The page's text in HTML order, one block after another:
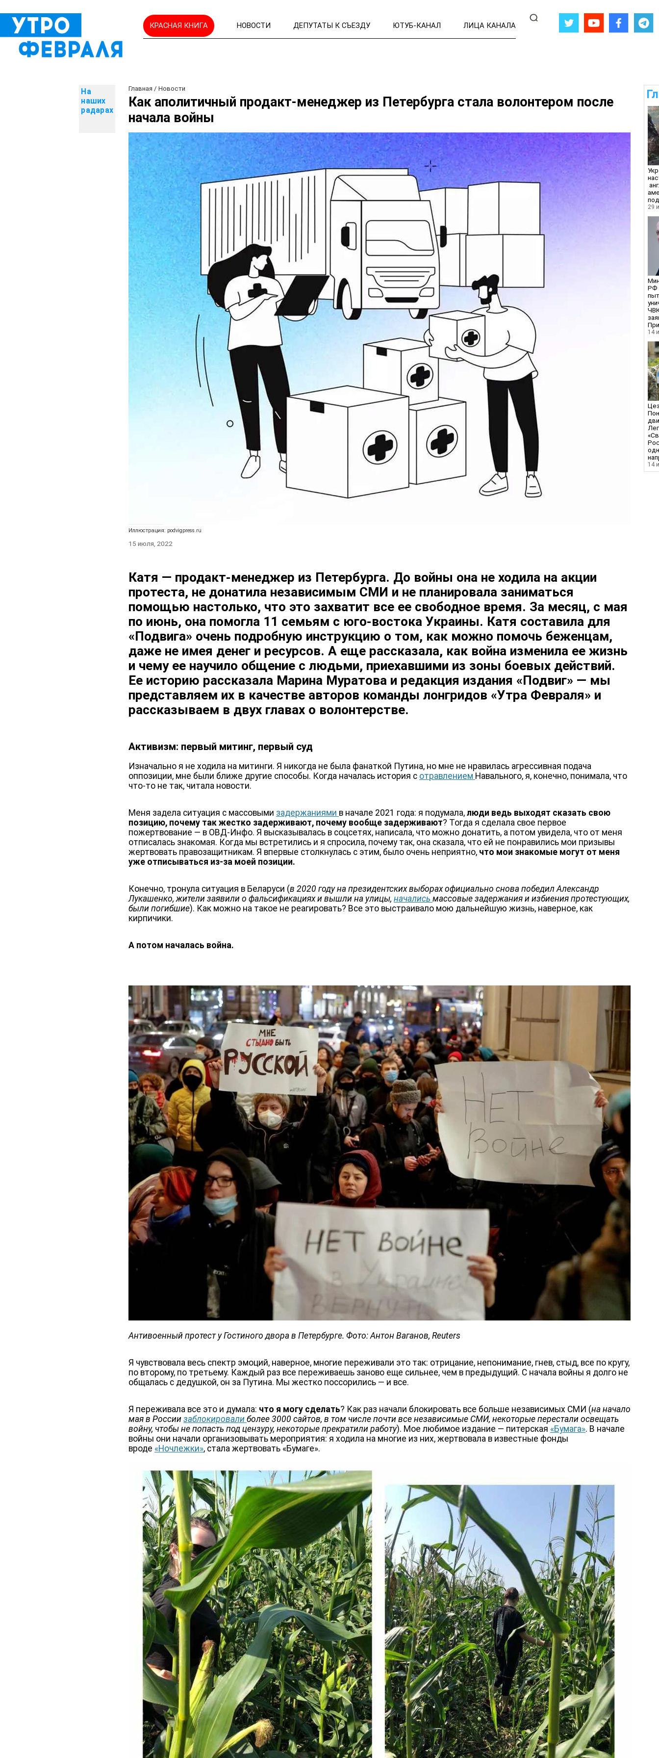
КРАСНАЯ КНИГА НОВОСТИ ДЕПУТАТЫ К СЪЕЗДУ ЮТУБ-КАНАЛ ЛИЦА КАНАЛА
На
наших
радарах
Главная /Новости
Как аполитичный продакт-менеджер из Петербурга стала волонтером после
начала войны
Иллюстрация: podvigpress.ru
15 июля, 2022
Катя — продакт-менеджер из Петербурга. До войны она не ходила на акции
протеста, не донатила независимым СМИ и не планировала заниматься
помощью настолько, что это захватит все ее свободное время. За месяц, с мая
по июнь, она помогла 11 семьям с юго-востока Украины. Катя составила для
«Подвига» очень подробную инструкцию о том, как можно помочь беженцам,
даже не имея денег и ресурсов. А еще рассказала, как война изменила ее жизнь
и чему ее научило общение с людьми, приехавшими из зоны боевых действий.
Ее историю рассказала Марина Муратова и редакция издания «Подвиг» — мы
представляем их в качестве авторов команды лонгридов «Утра Февраля» и
рассказываем в двух главах о волонтерстве.
Активизм: первый митинг, первый суд
Изначально я не ходила на митинги. Я никогда не была фанаткой Путина, но мне не нравилась агрессивная подача
оппозиции, мне были ближе другие способы. Когда началась история с отравлением Навального, я, конечно, понимала, что
что-то не так, читала новости.
Меня задела ситуация с массовыми задержаниями в начале 2021 года: я подумала,люди ведь выходят сказать свою
позицию, почему так жестко задерживают, почему вообще задерживают? Тогда я сделала свое первое
пожертвование — в ОВД-Инфо. Я высказывалась в соцсетях, написала, что можно донатить, а потом увидела, что от меня
отписалась знакомая. Когда мы встретились и я спросила, почему так, она сказала, что ей не понравились мои призывы
жертвовать правозащитникам. Я впервые столкнулась с этим, было очень неприятно, что мои знакомые могут от меня
уже отписываться из-за моей позиции.
Конечно, тронула ситуация в Беларуси (в 2020 году на президентских выборах официально снова победил Александр
Лукашенко, жители заявили о фальсификациях и вышли на улицы,началисьмассовые задержания и избиения протестующих,
были погибшие). Как можно на такое не реагировать? Все это выстраивало мою дальнейшую жизнь, наверное, как
кирпичики.
А потом началась война.
Антивоенный протест у Гостиного двора в Петербурге. Фото: Антон Ваганов, Reuters
Я чувствовала весь спектр эмоций, наверное, многие переживали это так: отрицание, непонимание, гнев, стыд, все по кругу,
по второму, по третьему. Каждый раз все переживаешь заново еще сильнее, чем в предыдущий. С начала войны я долго не
общалась с дедушкой, он за Путина. Мы жестко поссорились — и все.
Я переживала все это и думала: что я могу сделать? Как раз начали блокировать все больше независимых СМИ (на начало
мая в Россиизаблокировалиболее 3000 сайтов, в том числе почти все независимые СМИ, некоторые перестали освещать
войну, чтобы не попасть под цензуру, некоторые прекратили работу). Мое любимое издание — питерская «Бумага». В начале
войны они начали организовывать мероприятия: я ходила на многие из них, жертвовала в известные фонды
вроде «Ночлежки», стала жертвовать «Бумаге».
29
РФ
14
14